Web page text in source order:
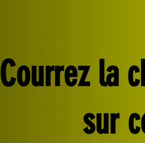
Courrez la
sur